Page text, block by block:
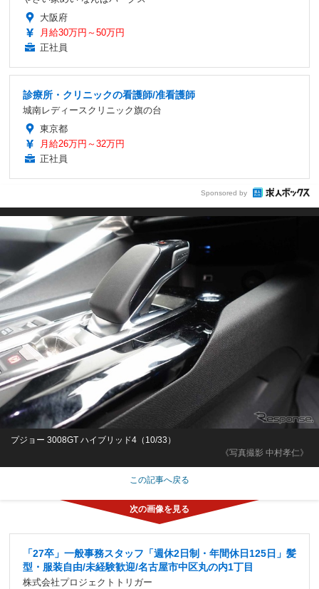
大阪府
月給30万円～50万円
正社員
診療所・クリニックの看護師/准看護師
城南レディースクリニック旗の台
東京都
月給26万円～32万円
正社員
Sponsored by
《写真撮影 中村孝仁》
プジョー 3008GT ハイブリッド4（10/33）
この記事へ戻る
「27卒」一般事務スタッフ「週休2日制・年間休日125日」髪
型・服装自由/未経験歓迎/名古屋市中区丸の内1丁目
株式会社プロジェクトトリガー